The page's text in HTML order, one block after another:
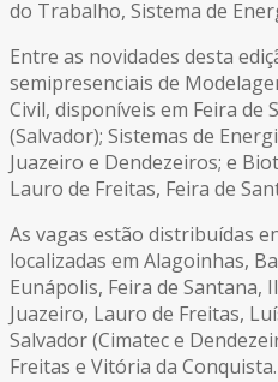
do Trabalho, Sistema de
Entre as novidades desta
semipresenciais de
Civil, disponíveis em Feira de
(Salvador); Sistemas de
Juazeiro e Dendezeiros; e
Lauro de Freitas, Feira de
As vagas estão distribuídas
localizadas em Alagoinhas,
Eunápolis, Feira de Santana,
Juazeiro, Lauro de Freitas,
Salvador (Cimatec e
Freitas e Vitória da Conquista.